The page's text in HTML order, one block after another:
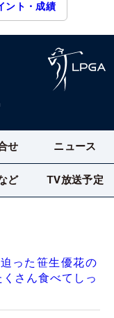
ント・成績
せ ニュース
ど TV放送予定
った笹生優花の
さん食べてしっ